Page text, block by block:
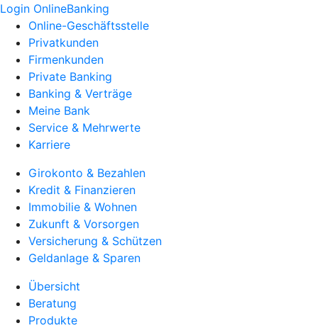
Login OnlineBanking
Online-Geschäftsstelle
Privatkunden
Firmenkunden
Private Banking
Banking & Verträge
Meine Bank
Service & Mehrwerte
Karriere
Girokonto & Bezahlen
Kredit & Finanzieren
Immobilie & Wohnen
Zukunft & Vorsorgen
Versicherung & Schützen
Geldanlage & Sparen
Übersicht
Beratung
Produkte